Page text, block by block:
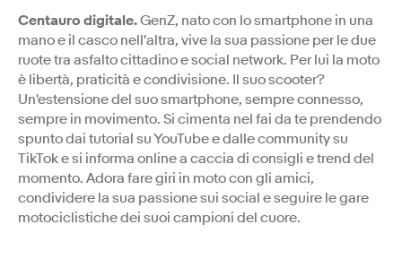
Centauro digitale.GenZ, nato con lo smartphone in una
mano e il casco nell'altra, vive la sua passione per le due
ruote tra asfalto cittadino e social network. Per lui la moto
è libertà, praticità e condivisione. Il suo scooter?
Un'estensione del suo smartphone, sempre connesso,
sempre in movimento. Si cimenta nel fai da te prendendo
spunto dai tutorial su YouTube e dalle community su
TikTok e si informa online a caccia di consigli e trend del
momento. Adora fare giri in moto con gli amici,
condividere la sua passione sui social e seguire le gare
motociclistiche dei suoi campioni del cuore.